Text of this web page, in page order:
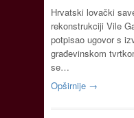
Hrvatski lovački
rekonstrukciji Vile
potpisao ugovor s
građevinskom
se…
Opširnije →